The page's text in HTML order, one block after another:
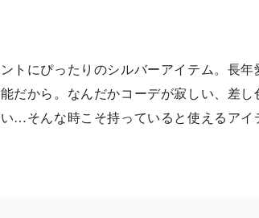
トにぴったりのシルバーアイテム。長年
だから。なんだかコーデが寂しい、差
…そんな時こそ持っていると使えるアイ